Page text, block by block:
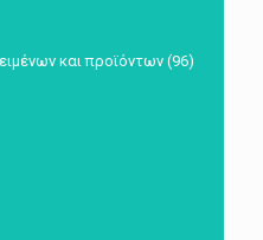
και προϊόντων(96)